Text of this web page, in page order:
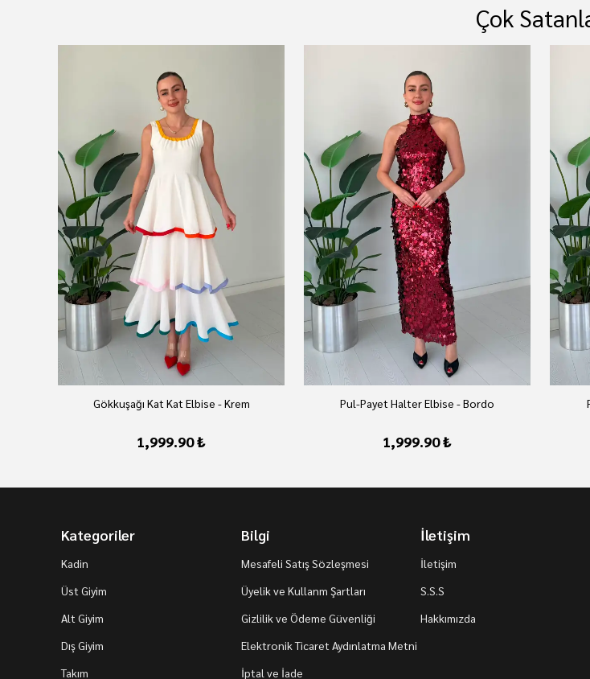
Çok
Gökkuşağı Kat Kat Elbise - Krem
1,999.90 ₺
Pul-Payet Halter Elbise - Bordo
1,999.90 ₺
Kategoriler
Kadin
Üst Giyim
Alt Giyim
Dış Giyim
Takım
Bilgi
Mesafeli Satış Sözleşmesi
Üyelik ve Kullanm Şartları
Gizlilik ve Ödeme Güvenliği
Elektronik Ticaret Aydınlatma Metni
İptal ve İade
İletişim
İletişim
S.S.S
Hakkımızda